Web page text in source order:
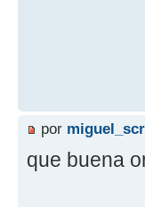
por miguel_scr
que buena